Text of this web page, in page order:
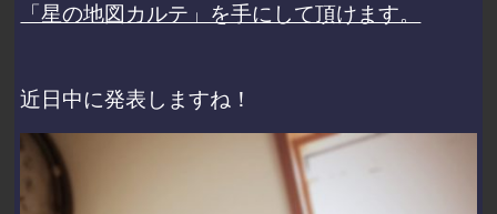
「星の地図カルテ」を手にして頂けます。
近日中に発表しますね！